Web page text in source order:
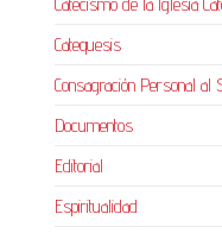
Catequesis
Consagración Personal al
Documentos
Editorial
Espiritualidad